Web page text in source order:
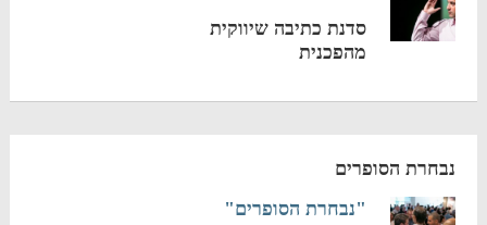
סדנת כתיבה שיווקית
מהפכנית
נבחרת הסופרים
"נבחרת הסופרים"